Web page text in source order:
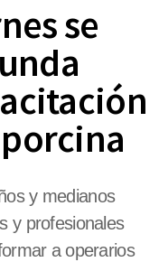
se
y medianos
y profesionales
a operarios